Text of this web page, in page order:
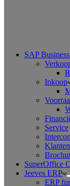
SAP
Inkoop
Service
SuperOffice
Jeeves ERP
ERP